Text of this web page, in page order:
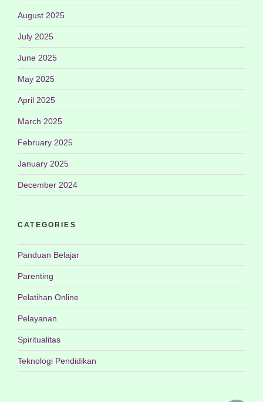
August 2025
July 2025
June 2025
May 2025
April 2025
March 2025
February 2025
January 2025
December 2024
CATEGORIES
Panduan Belajar
Parenting
Pelatihan Online
Pelayanan
Spiritualitas
Teknologi Pendidikan